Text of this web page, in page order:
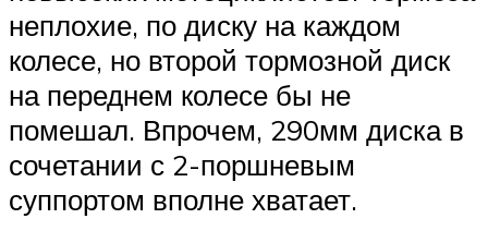
неплохие, по диску на каждом
колесе, но второй тормозной диск
на переднем колесе бы не
помешал. Впрочем, 290мм диска в
сочетании с 2-поршневым
суппортом вполне хватает.